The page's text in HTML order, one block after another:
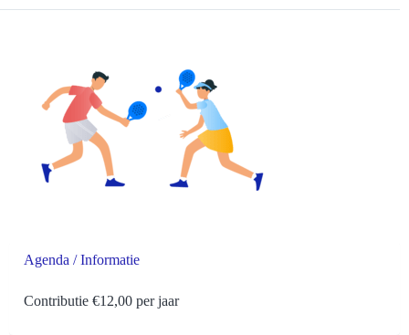
Agenda / Informatie
Contributie €12,00 per jaar